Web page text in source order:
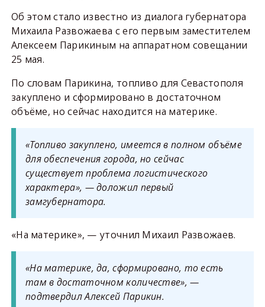
Об этом стало известно из диалога губернатора
Михаила Развожаева с его первым заместителем
Алексеем Парикиным на аппаратном совещании
25 мая.
По словам Парикина, топливо для Севастополя
закуплено и сформировано в достаточном
объёме, но сейчас находится на материке.
«Топливо закуплено, имеется в полном объёме
для обеспечения города, но сейчас
существует проблема логистического
характера», — доложил первый
замгубернатора.
«На материке», — уточнил Михаил Развожаев.
«На материке, да, сформировано, то есть
там в достаточном количестве», —
подтвердил Алексей Парикин.